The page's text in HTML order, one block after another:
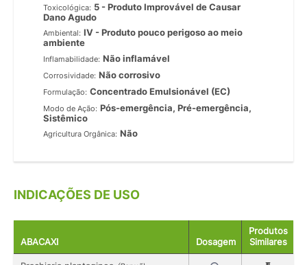
Toxicológica: 5 - Produto Improvável de Causar
Dano Agudo
Ambiental: IV - Produto pouco perigoso ao meio
ambiente
Inflamabilidade: Não inflamável
Corrosividade: Não corrosivo
Formulação: Concentrado Emulsionável (EC)
Modo de Ação: Pós-emergência, Pré-emergência,
Sistêmico
Agricultura Orgânica: Não
INDICAÇÕES DE USO
ABACAXI Dosagem
Produtos
Similares